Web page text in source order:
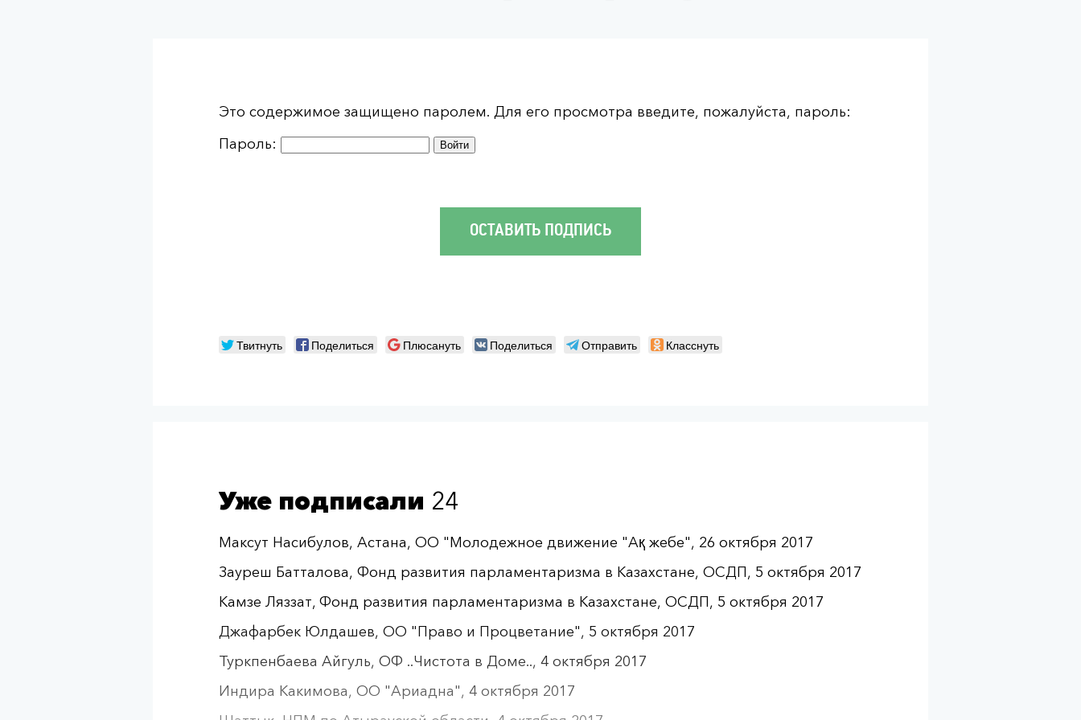
Это содержимое защищено паролем. Для его просмотра введите, пожалуйста, пароль:
Пароль:
ОСТАВИТЬ ПОДПИСЬ
Твитнуть Поделиться Плюсануть Поделиться Отправить Класснуть
Уже подписали 24
Максут Насибулов, Астана, ОО "Молодежное движение "Ақ жебе", 26 октября 2017
Зауреш Батталова, Фонд развития парламентаризма в Казахстане, ОСДП, 5 октября 2017
Камзе Ляззат, Фонд развития парламентаризма в Казахстане, ОСДП, 5 октября 2017
Джафарбек Юлдашев, ОО "Право и Процветание", 5 октября 2017
Туркпенбаева Айгуль, ОФ ..Чистота в Доме.., 4 октября 2017
Индира Какимова, ОО "Ариадна", 4 октября 2017